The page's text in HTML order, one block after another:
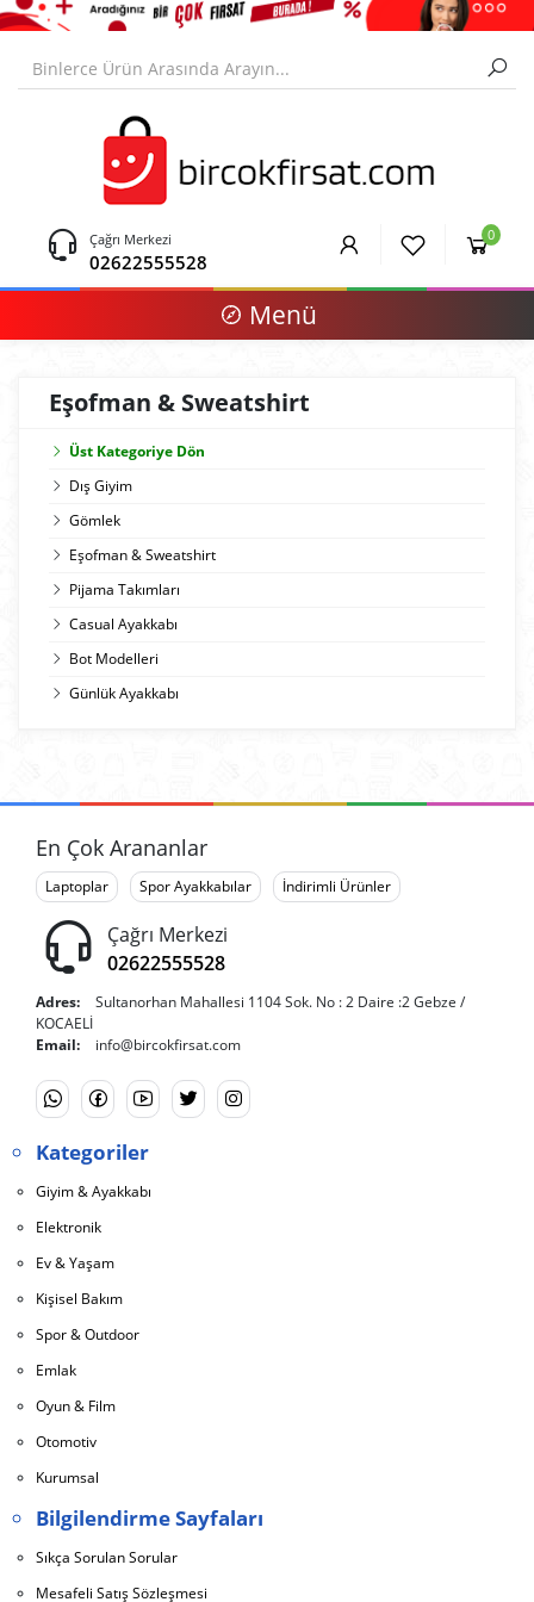
Çağrı Merkezi
02622555528
0
Menü
Eşofman & Sweatshirt
Üst Kategoriye Dön
Dış Giyim
Gömlek
Eşofman & Sweatshirt
Pijama Takımları
Casual Ayakkabı
Bot Modelleri
Günlük Ayakkabı
En Çok Arananlar
Laptoplar Spor Ayakkabılar İndirimli Ürünler
Çağrı Merkezi
02622555528
Adres:
Sultanorhan Mahallesi 1104 Sok. No : 2 Daire :2 Gebze /
KOCAELİ
Email:
info@bircokfirsat.com
Kategoriler
Giyim & Ayakkabı
Elektronik
Ev & Yaşam
Kişisel Bakım
Spor & Outdoor
Emlak
Oyun & Film
Otomotiv
Kurumsal
Bilgilendirme Sayfaları
Sıkça Sorulan Sorular
Mesafeli Satış Sözleşmesi